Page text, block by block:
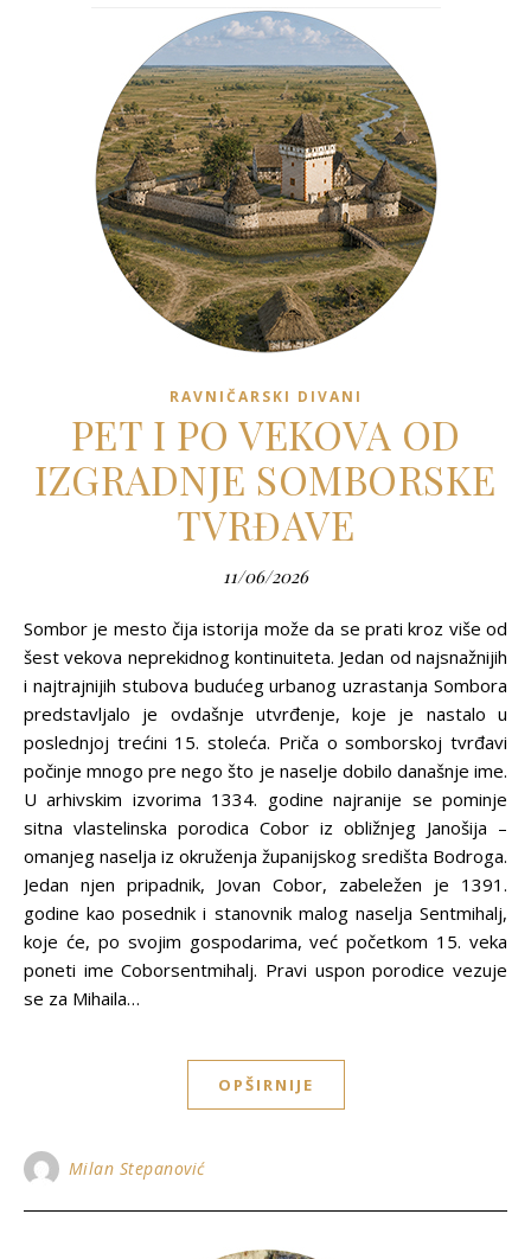
RAVNIČARSKI DIVANI
PET I PO VEKOVA OD
IZGRADNJE SOMBORSKE
TVRĐAVE
11/06/2026
Sombor je mesto čija istorija može da se prati kroz više od
šest vekova neprekidnog kontinuiteta. Jedan od najsnažnijih
i najtrajnijih stubova budućeg urbanog uzrastanja Sombora
predstavljalo je ovdašnje utvrđenje, koje je nastalo u
poslednjoj trećini 15. stoleća. Priča o somborskoj tvrđavi
počinje mnogo pre nego što je naselje dobilo današnje ime.
U arhivskim izvorima 1334. godine najranije se pominje
sitna vlastelinska porodica Cobor iz obližnjeg Janošija –
omanjeg naselja iz okruženja županijskog središta Bodroga.
Jedan njen pripadnik, Jovan Cobor, zabeležen je 1391.
godine kao posednik i stanovnik malog naselja Sentmihalj,
koje će, po svojim gospodarima, već početkom 15. veka
poneti ime Coborsentmihalj. Pravi uspon porodice vezuje
se za Mihaila…
OPŠIRNIJE
Milan Stepanović